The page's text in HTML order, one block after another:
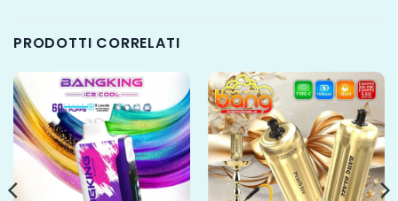
PRODOTTI CORRELATI